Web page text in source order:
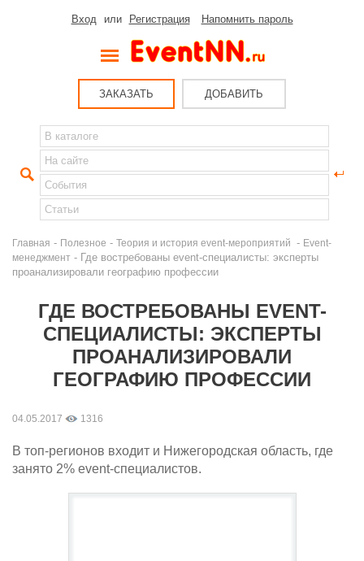
Вход или Регистрация Напомнить пароль
ЗАКАЗАТЬ ДОБАВИТЬ
Главная - Полезное - Теория и история event-мероприятий - Event-
менеджмент - Где востребованы event-специалисты: эксперты
проанализировали географию профессии
ГДЕ ВОСТРЕБОВАНЫ EVENT-
СПЕЦИАЛИСТЫ: ЭКСПЕРТЫ
ПРОАНАЛИЗИРОВАЛИ
ГЕОГРАФИЮ ПРОФЕССИИ
04.05.2017 1316
В топ-регионов входит и Нижегородская область, где
занято 2% event-специалистов.